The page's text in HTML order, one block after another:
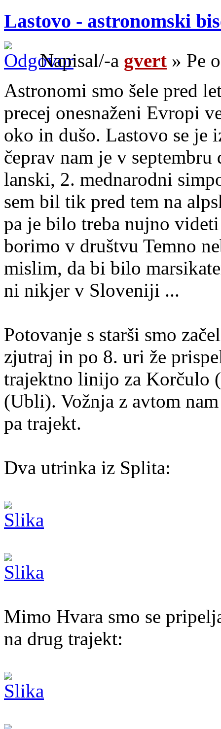
Lastovo - astronomski
Napisal/-a gvert » Pe
Astronomi smo šele pred
precej onesnaženi Evropi
oko in dušo. Lastovo se je
čeprav nam je v
lanski, 2. mednarodni
sem bil tik pred tem na
pa je bilo treba nujno
borimo v društvu Temno
mislim, da bi bilo
ni nikjer v Sloveniji ...
Potovanje s starši smo
zjutraj in po 8. uri že
trajektno linijo za Korčulo
(Ubli). Vožnja z avtom
pa trajekt.
Dva utrinka iz Splita:
Mimo Hvara smo se
na drug trajekt: